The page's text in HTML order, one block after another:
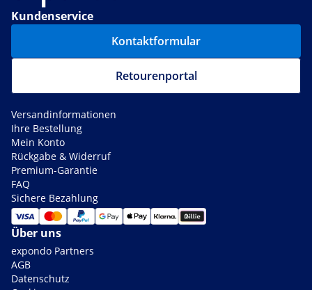
Kundenservice
Kontaktformular
Retourenportal
Versandinformationen
Ihre Bestellung
Mein Konto
Rückgabe & Widerruf
Premium-Garantie
FAQ
Sichere Bezahlung
Über uns
expondo Partners
AGB
Datenschutz